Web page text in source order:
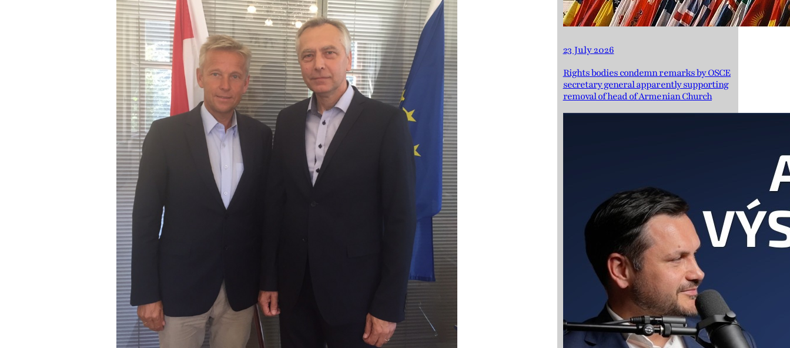
23 July 2026
Rights bodies condemn remarks by OSCE
secretary general apparently supporting
removal of head of Armenian Church